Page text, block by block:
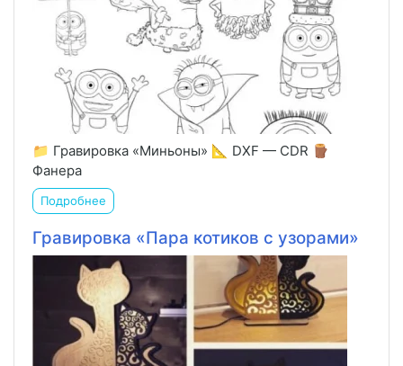
📁 Гравировка «Миньоны» 📐 DXF — CDR 🪵
Фанера
Подробнее
Гравировка «Пара котиков с узорами»